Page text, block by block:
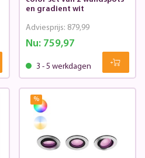
en gradient wit
Nu: 759,97
Adviesprijs: 879,99
3 - 5 werkdagen
%